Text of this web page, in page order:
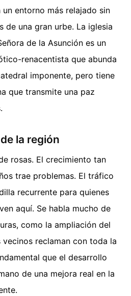
entorno más relajado sin
de una gran urbe. La iglesia
de la Asunción es un
renacentista que abunda
imponente, pero tiene
que transmite una paz
la región
rosas. El crecimiento tan
trae problemas. El tráfico
recurrente para quienes
aquí. Se habla mucho de
como la ampliación del
vecinos reclaman con toda la
que el desarrollo
de una mejora real en la